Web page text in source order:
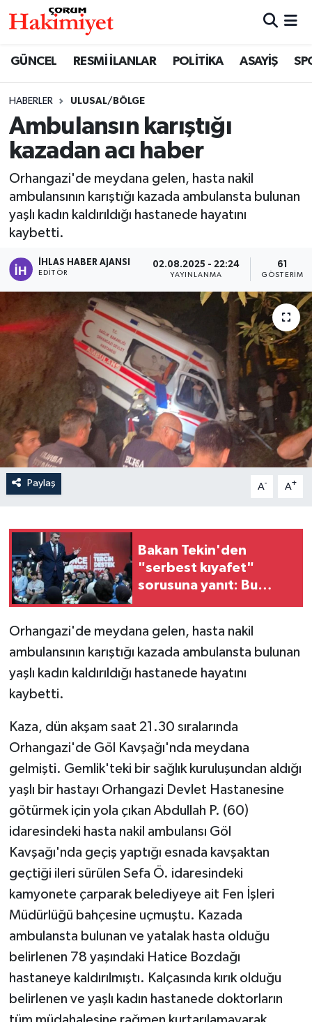
GÜNCEL RESMİ İLANLAR POLİTİKA ASAYİŞ
HABERLER ULUSAL/BÖLGE
Ambulansın karıştığı
kazadan acı haber
Orhangazi'de meydana gelen, hasta nakil
ambulansının karıştığı kazada ambulansta bulunan
yaşlı kadın kaldırıldığı hastanede hayatını
kaybetti.
İHLAS HABER AJANSI
EDITÖR
02.08.2025 - 22:24
YAYINLANMA
61
GÖSTERIM
Paylaş A- A+
Bakan Tekin'den
"serbest kıyafet"
sorusuna yanıt: Bu
Orhangazi'de meydana gelen, hasta nakil
ambulansının karıştığı kazada ambulansta bulunan
yaşlı kadın kaldırıldığı hastanede hayatını
kaybetti.
Kaza, dün akşam saat 21.30 sıralarında
Orhangazi'de Göl Kavşağı'nda meydana
gelmişti. Gemlik'teki bir sağlık kuruluşundan aldığı
yaşlı bir hastayı Orhangazi Devlet Hastanesine
götürmek için yola çıkan Abdullah P. (60)
idaresindeki hasta nakil ambulansı Göl
Kavşağı'nda geçiş yaptığı esnada kavşaktan
geçtiği ileri sürülen Sefa Ö. idaresindeki
kamyonete çarparak belediyeye ait Fen İşleri
Müdürlüğü bahçesine uçmuştu. Kazada
ambulansta bulunan ve yatalak hasta olduğu
belirlenen 78 yaşındaki Hatice Bozdağı
hastaneye kaldırılmıştı. Kalçasında kırık olduğu
belirlenen ve yaşlı kadın hastanede doktorların
SAĞLIK
ASAYİŞ
EKONOMİ
GÜNCEL
AKTÜEL
EĞİTİM
İLÇELER
OTOPARK
TEKNOLOJİ
Nöbetçi Eczaneler
Çorum Namaz Vakitleri
Trafik Durumu
Süper Lig Puan Durumu ve Fikstür
Tüm Manşetler
Son Dakika Haberleri
Haber Arşivi